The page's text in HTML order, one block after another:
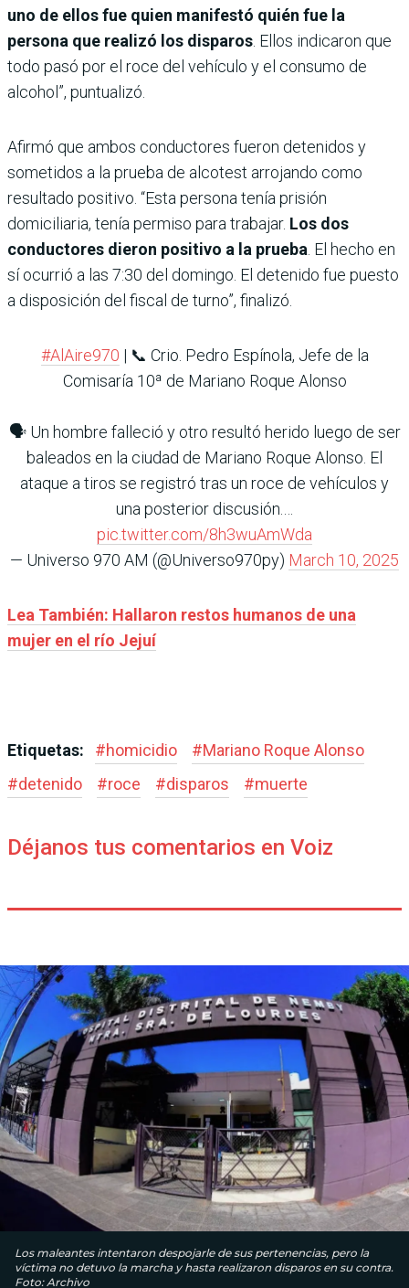
uno de ellos fue quien manifestó quién fue la
persona que realizó los disparos . Ellos indicaron que
todo pasó por el roce del vehículo y el consumo de
alcohol”, puntualizó.
Afirmó que ambos conductores fueron detenidos y
sometidos a la prueba de alcotest arrojando como
resultado positivo. “Esta persona tenía prisión
domiciliaria, tenía permiso para trabajar. Los dos
conductores dieron positivo a la prueba . El hecho en
sí ocurrió a las 7:30 del domingo. El detenido fue puesto
a disposición del fiscal de turno”, finalizó.
#AlAire970 | 📞 Crio. Pedro Espínola, Jefe de la
Comisaría 10ª de Mariano Roque Alonso
🗣️ Un hombre falleció y otro resultó herido luego de ser
baleados en la ciudad de Mariano Roque Alonso. El
ataque a tiros se registró tras un roce de vehículos y
una posterior discusión.…
pic.twitter.com/8h3wuAmWda
— Universo 970 AM (@Universo970py) March 10, 2025
Lea También: Hallaron restos humanos de una
mujer en el río Jejuí
Etiquetas: #homicidio #Mariano Roque Alonso
#detenido #roce #disparos #muerte
Déjanos tus comentarios en Voiz
Los maleantes intentaron despojarle de sus pertenencias, pero la
víctima no detuvo la marcha y hasta realizaron disparos en su contra.
Foto: Archivo